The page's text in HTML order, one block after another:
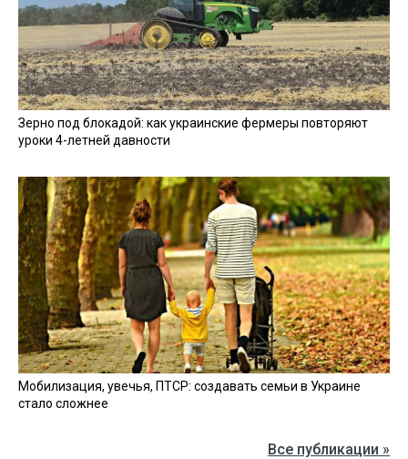
Зерно под блокадой: как украинские фермеры повторяют
уроки 4-летней давности
Мобилизация, увечья, ПТСР: создавать семьи в Украине
стало сложнее
Все публикации »